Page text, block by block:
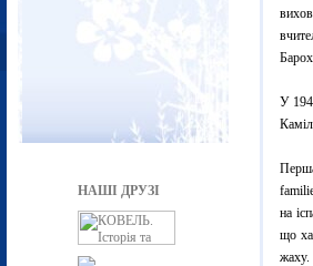
НАШІ ДРУЗІ
У
на
що
жаху.